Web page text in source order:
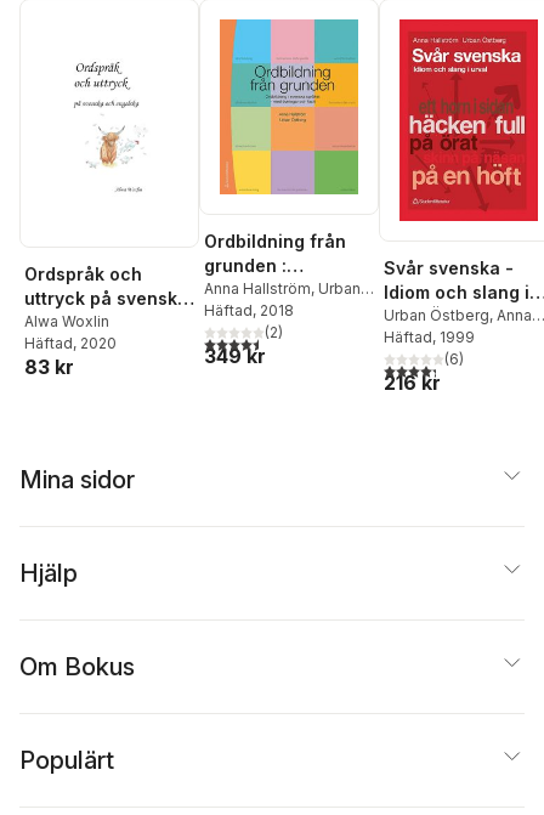
Ordspråk och
uttryck på svenska
och engelska
Alwa Woxlin
Häftad, 2020
83 kr
Ordbildning från
grunden :
ordbildning i
svenska språket
med övningar och
facit
Anna Hallström, Urban
Östberg
Häftad, 2018
4,5utav 5 stjärnor. Totalt antal röster:
(2)
349 kr
Svår svenska -
Idiom och slang i
urval
Urban Östberg, Anna
Hallström
Häftad, 1999
4,3utav 5 stjärnor.
(6)
216 kr
Mina sidor
Hjälp
Om Bokus
Populärt